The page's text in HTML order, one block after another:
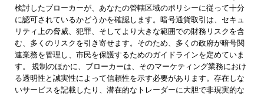
検討したブローカーが、あなたの管轄区域のポリシーに従って十分
に認可されているかどうかを確認します。暗号通貨取引は、セキュ
リティ上の脅威、犯罪、そしてより大きな範囲での財務リスクを含
む、多くのリスクを引き寄せます。そのため、多くの政府が暗号関
連業務を管理し、市民を保護するためのガイドラインを定めていま
す。 規制のほかに、ブローカーは、そのマーケティング業務におけ
る透明性と誠実性によって信頼性を示す必要があります。存在しな
いサービスを記載したり、潜在的なトレーダーに大胆で非現実的な